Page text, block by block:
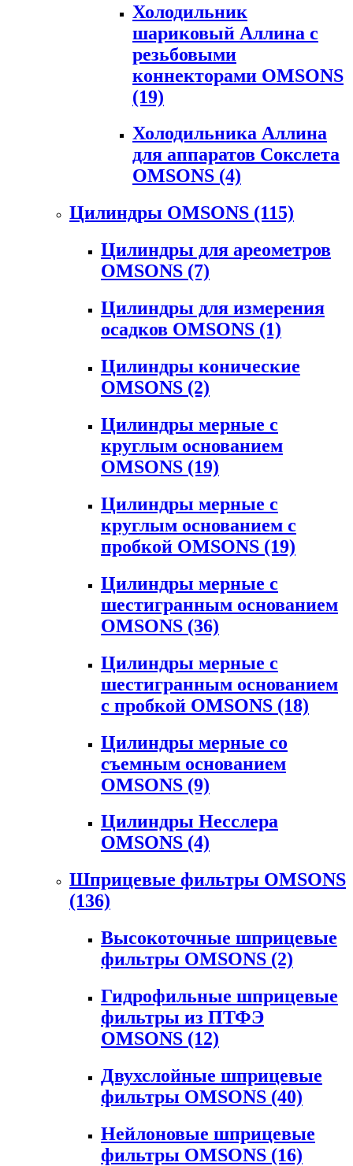
Холодильник
шариковый Аллина с
резьбовыми
коннекторами OMSONS
(19)
Холодильника Аллина
для аппаратов Сокслета
OMSONS (4)
Цилиндры OMSONS (115)
Цилиндры для ареометров
OMSONS (7)
Цилиндры для измерения
осадков OMSONS (1)
Цилиндры конические
OMSONS (2)
Цилиндры мерные с
круглым основанием
OMSONS (19)
Цилиндры мерные с
круглым основанием с
пробкой OMSONS (19)
Цилиндры мерные с
шестигранным основанием
OMSONS (36)
Цилиндры мерные с
шестигранным основанием
с пробкой OMSONS (18)
Цилиндры мерные со
съемным основанием
OMSONS (9)
Цилиндры Несслера
OMSONS (4)
Шприцевые фильтры OMSONS
(136)
Высокоточные шприцевые
фильтры OMSONS (2)
Гидрофильные шприцевые
фильтры из ПТФЭ
OMSONS (12)
Двухслойные шприцевые
фильтры OMSONS (40)
Нейлоновые шприцевые
фильтры OMSONS (16)